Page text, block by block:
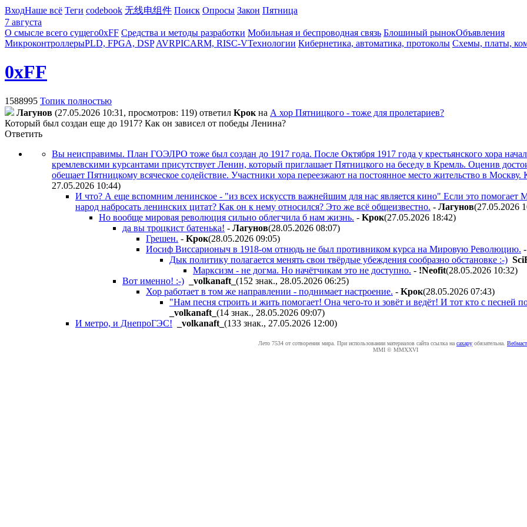
ВходНаше всё Теги codebook 无线电组件 Поиск Опросы Закон Пятница
7 августа
О смысле всего сущего0xFF Средства и методы разработки Мобильная и беспроводная связь Блошиный рынокОбъявления
МикроконтроллерыPLD, FPGA, DSP AVRPICARM, RISC-VТехнологии Кибернетика, автоматика, протоколы Схемы, платы,
0xFF
1588995 Топик полностью
Лaгyнoв (27.05.2026 10:31, просмотров: 119) ответил Kpoк на А хор Пятницкого - тоже для пролетариев?
Который был создан еще до 1917? Как он зависел от победы Ленина?
Ответить
Вы неисправимы. План ГОЭЛРО тоже был создан до 1917 года. После Октября 1917 года у крестьянского хора
кремлевскими курсантами присутствует Ленин, который приглашает Пятницкого на беседу в Кремль. Оценив
обещает Пятницкому всяческое содействие. Участники хора переезжают на постоянное место жительство в Москву.
27.05.2026 10:44)
И что? А еще вспомним ленинское - "из всех искусств важнейшим для нас является кино" Если это
народ набросать ленинских цитат? Как он к нему относился? Это же всё общеизвестно. - Лaгyнoв(27.05.2026
Но вообще мировая революция сильно облегчила б нам жизнь. - Kpoк(27.05.2026 18:42)
да вы троцкист батенька! - Лaгyнoв(28.05.2026 08:07)
Грешен. - Kpoк(28.05.2026 09:05)
Иосиф Виссарионыч в 1918-ом отнюдь не был противником курса на Мировую Революцию. -
Дык политику полагается менять свои твёрдые убеждения сообразно обстановке :-)
Марксизм - не догма. Но начётчикам это не доступно. - !Neofit(28.05.2026 10:32)
Вот именно! :-)
_volkanaft_ (152 знак., 28.05.2026 06:25)
Хор работает в том же направлении - поднимает настроение. - Kpoк(28.05.2026 07:43)
"Нам песня строить и жить помогает! Она чего-то и зовёт и ведёт! И тот кто с песней
_volkanaft_ (14 знак., 28.05.2026 09:07)
И метро, и ДнепроГЭС!
_volkanaft_ (133 знак., 27.05.2026 12:00)
Лето 7534 от сотворения мира. При использовании материалов сайта ссылка на caxapу обязательна.
MMI © MMXXVI